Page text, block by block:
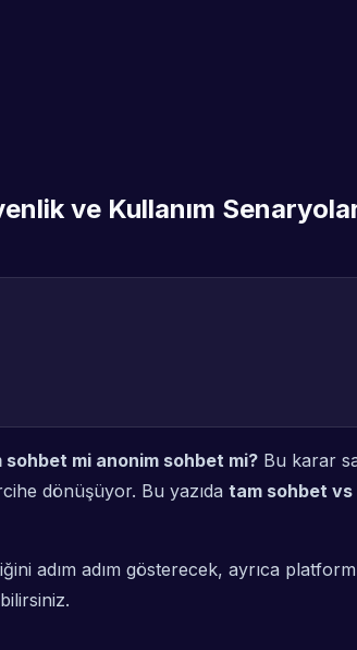
ve Kullanım
sohbet mi anonim sohbet mi? Bu karar
dönüşüyor. Bu yazıda tam sohbet vs
adım adım gösterecek, ayrıca